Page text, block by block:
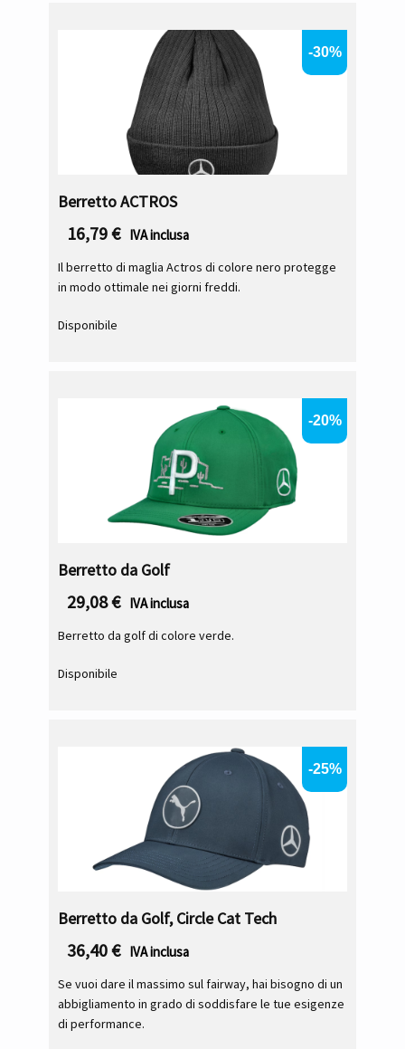
-30%
Berretto ACTROS
16,79€ IVA inclusa
Il berretto di maglia Actros di colore nero protegge
in modo ottimale nei giorni freddi.
Disponibile
-20%
Berretto da Golf
29,08€ IVA inclusa
Berretto da golf di colore verde.
Disponibile
-25%
Berretto da Golf, Circle Cat Tech
36,40€ IVA inclusa
Se vuoi dare il massimo sul fairway, hai bisogno di un
abbigliamento in grado di soddisfare le tue esigenze
di performance.